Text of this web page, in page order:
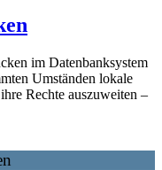
im Datenbanksystem
Umständen lokale
Rechte auszuweiten –